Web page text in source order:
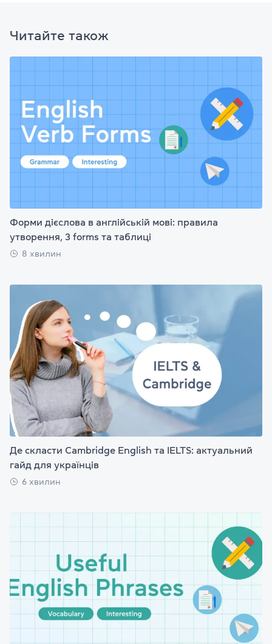
Читайте також
Форми дієслова в англійській мові: правила
утворення, 3 forms та таблиці
8 хвилин
Де скласти Cambridge English та IELTS: актуальний
гайд для українців
6 хвилин